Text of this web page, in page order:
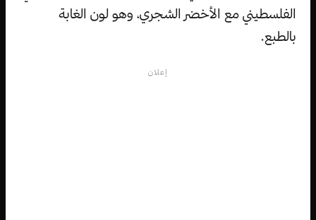
الفلسطيني مع الأخضر الشجري، وهو لون الغابة
بالطبع.
إعلان